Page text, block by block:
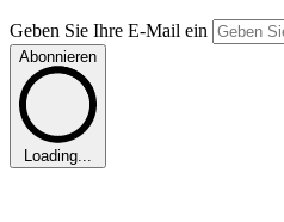
Geben Sie Ihre E-Mail ein
Abonnieren
Loading...